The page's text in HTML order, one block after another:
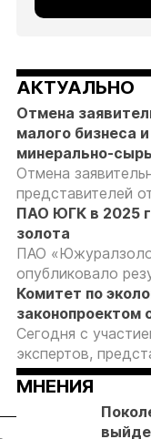
АКТУАЛЬНО
Отмена
малого бизнеса
минерально-
Отмена
представителей
ПАО ЮГК в 2025
золота
ПАО
опубликовало
Комитет по
законопроектом
Сегодня с
экспертов,
МНЕНИЯ